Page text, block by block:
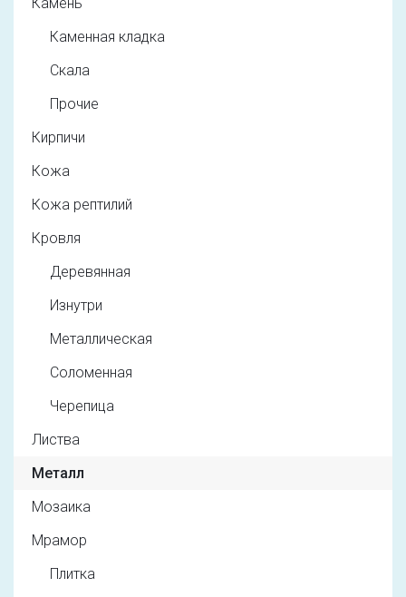
Каменная кладка
Скала
Прочие
Кирпичи
Кожа
Кожа рептилий
Кровля
Деревянная
Изнутри
Металлическая
Соломенная
Черепица
Листва
Металл
Мозаика
Мрамор
Плитка